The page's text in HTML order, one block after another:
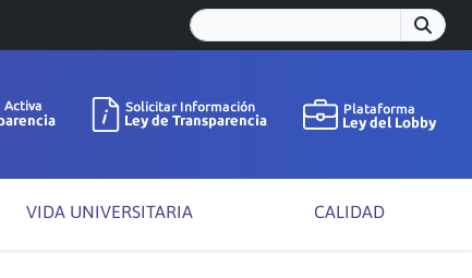
VIDA UNIVERSITARIA CALIDAD